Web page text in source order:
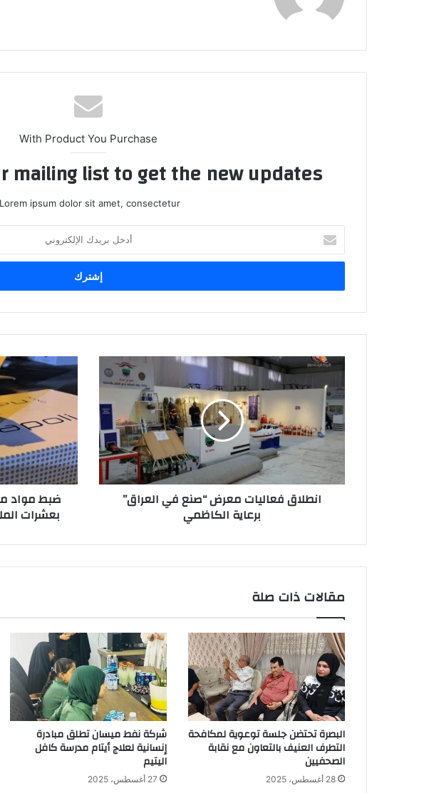
With Product You Purchase
mailing list to get the new updates!
Lorem ipsum dolor sit amet, consectetur.
بريدك
الإلكتروني
انطلاق
معرض
“صنع
في
العراق”
الكاظمي
انطلاق فعاليات معرض “صنع في العراق”
برعاية الكاظمي
ضبط
مواد
معدة
وهدر
العام
بعشرات
الملايين
قصر
ضبط مواد
بعشرات
مقالات ذات صلة
البصرة تحتضن جلسة توعوية لمكافحة
التطرف العنيف بالتعاون مع نقابة
الصحفيين
28 أغسطس، 2025
شركة نفط ميسان تطلق مبادرة
إنسانية لعلاج أيتام مدرسة كافل
اليتيم
27 أغسطس، 2025